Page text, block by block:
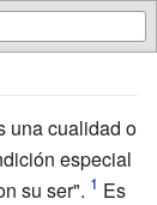
una cualidad o
especial
su ser".
Es